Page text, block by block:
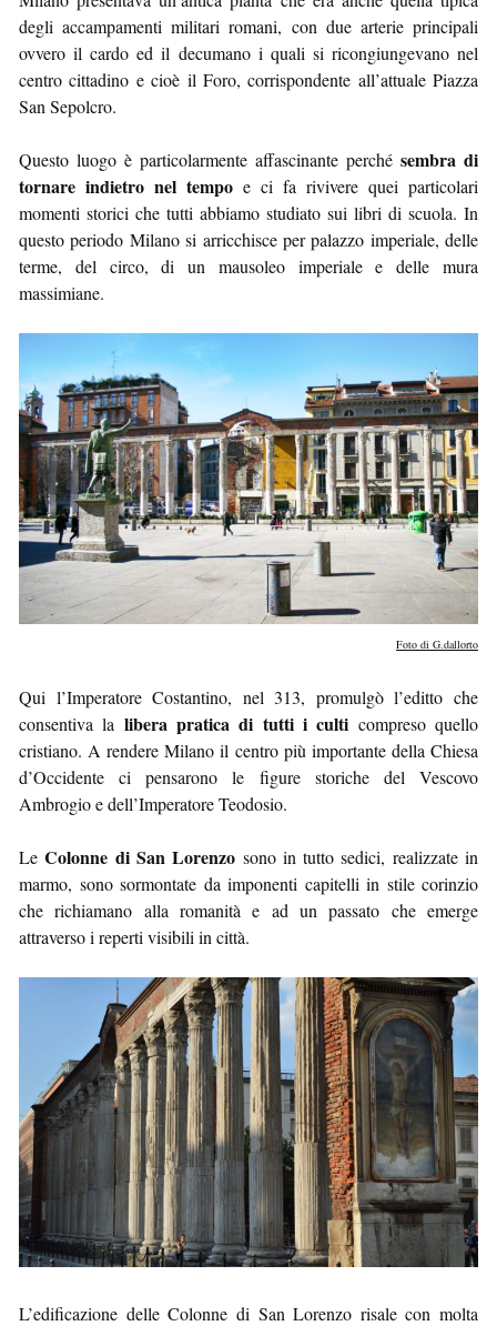
degli accampamenti militari romani, con due arterie principali
ovvero il cardo ed il decumano i quali si ricongiungevano nel
centro cittadino e cioè il Foro, corrispondente all’attuale Piazza
San Sepolcro.
Questo luogo è particolarmente affascinante perché sembra di
tornare indietro nel tempo e ci fa rivivere quei particolari
momenti storici che tutti abbiamo studiato sui libri di scuola. In
questo periodo Milano si arricchisce per palazzo imperiale, delle
terme, del circo, di un mausoleo imperiale e delle mura
massimiane.
Foto di G.dallorto
Qui l’Imperatore Costantino, nel 313, promulgò l’editto che
consentiva la libera pratica di tutti i culti compreso quello
cristiano. A rendere Milano il centro più importante della Chiesa
d’Occidente ci pensarono le figure storiche del Vescovo
Ambrogio e dell’Imperatore Teodosio.
LeColonne di San Lorenzo sono in tutto sedici, realizzate in
marmo, sono sormontate da imponenti capitelli in stile corinzio
che richiamano alla romanità e ad un passato che emerge
attraverso i reperti visibili in città.
L’edificazione delle Colonne di San Lorenzo risale con molta